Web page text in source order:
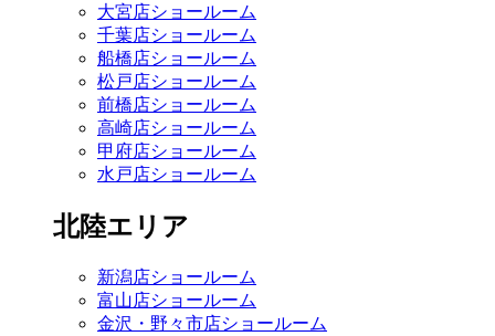
大宮店ショールーム
千葉店ショールーム
船橋店ショールーム
松戸店ショールーム
前橋店ショールーム
高崎店ショールーム
甲府店ショールーム
水戸店ショールーム
北陸エリア
新潟店ショールーム
富山店ショールーム
金沢・野々市店ショールーム